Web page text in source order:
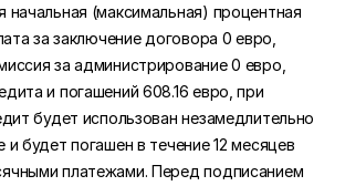
начальная (максимальная) процентная
за заключение договора 0 евро,
за администрирование 0 евро,
и погашений 608.16 евро, при
будет использован незамедлительно
будет погашен в течение 12 месяцев
платежами. Перед подписанием